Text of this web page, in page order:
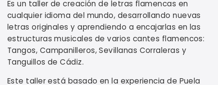
Es un taller de creación de letras flamencas en
cualquier idioma del mundo, desarrollando nuevas
letras originales y aprendiendo a encajarlas en las
estructuras musicales de varios cantes flamencos:
Tangos, Campanilleros, Sevillanas Corraleras y
Tanguillos de Cádiz.
Este taller está basado en la experiencia de Puela